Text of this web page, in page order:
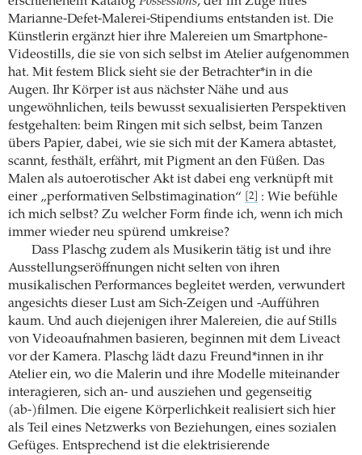
Marianne-Defet-Malerei-Stipendiums entstanden ist. Die
Künstlerin ergänzt hier ihre Malereien um Smartphone-
Videostills, die sie von sich selbst im Atelier aufgenommen
hat. Mit festem Blick sieht sie der Betrachter*in in die
Augen. Ihr Körper ist aus nächster Nähe und aus
ungewöhnlichen, teils bewusst sexualisierten Perspektiven
festgehalten: beim Ringen mit sich selbst, beim Tanzen
übers Papier, dabei, wie sie sich mit der Kamera abtastet,
scannt, festhält, erfährt, mit Pigment an den Füßen. Das
Malen als autoerotischer Akt ist dabei eng verknüpft mit
einer „performativen Selbstimagination“
[2]
: Wie befühle
ich mich selbst? Zu welcher Form finde ich, wenn ich mich
immer wieder neu spürend umkreise?
Dass Plaschg zudem als Musikerin tätig ist und ihre
Ausstellungseröffnungen nicht selten von ihren
musikalischen Performances begleitet werden, verwundert
angesichts dieser Lust am Sich-Zeigen und -Aufführen
kaum. Und auch diejenigen ihrer Malereien, die auf Stills
von Videoaufnahmen basieren, beginnen mit dem Liveact
vor der Kamera. Plaschg lädt dazu Freund*innen in ihr
Atelier ein, wo die Malerin und ihre Modelle miteinander
interagieren, sich an- und ausziehen und gegenseitig
(ab-)filmen. Die eigene Körperlichkeit realisiert sich hier
als Teil eines Netzwerks von Beziehungen, eines sozialen
Gefüges. Entsprechend ist die elektrisierende